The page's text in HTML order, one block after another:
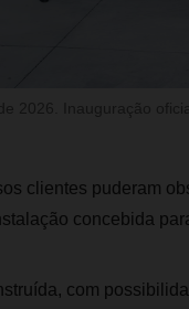
clientes puderam
concebida
com